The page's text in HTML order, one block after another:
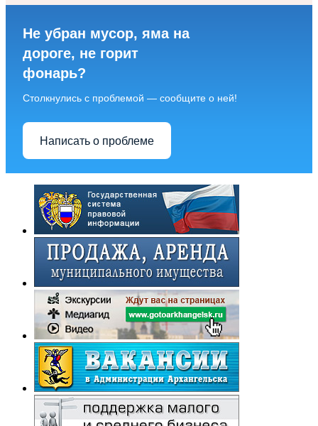
Не убран мусор, яма на
дороге, не горит
фонарь?
Столкнулись с проблемой — сообщите о ней!
Написать о проблеме